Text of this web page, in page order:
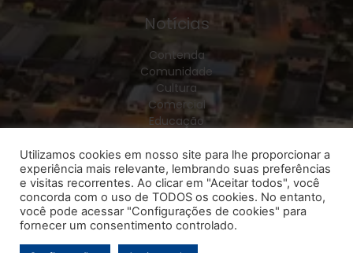
Notícias
Contenda
Comunidade
Cultura
Comercial
Educação
Geral
Política
Policial
Saúde
Região
Utilizamos cookies em nosso site para lhe proporcionar a
experiência mais relevante, lembrando suas preferências
e visitas recorrentes. Ao clicar em "Aceitar todos", você
concorda com o uso de TODOS os cookies. No entanto,
você pode acessar "Configurações de cookies" para
fornecer um consentimento controlado.